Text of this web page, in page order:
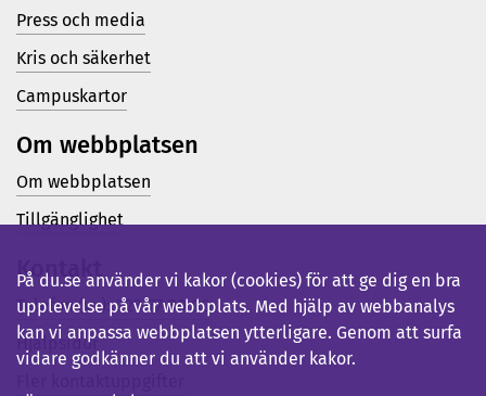
Press och media
Kris och säkerhet
Campuskartor
Om webbplatsen
Om webbplatsen
Tillgänglighet
Kontakt
Telefon (vx): 023-77 80 00
Hjälpsidor
På du.se använder vi kakor (cookies) för att ge dig en bra
upplevelse på vår webbplats. Med hjälp av webbanalys
kan vi anpassa webbplatsen ytterligare. Genom att surfa
vidare godkänner du att vi använder kakor.